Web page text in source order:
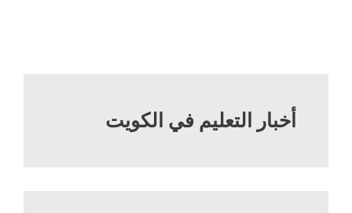
أخبار التعليم في الكويت